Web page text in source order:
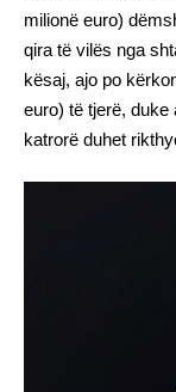
milionë euro)
qira të vilës nga
kësaj, ajo po
euro) të tjerë,
katrorë duhet